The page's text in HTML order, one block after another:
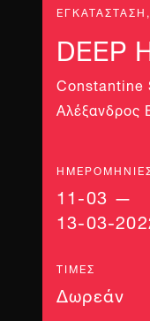
DEEP
Constantine
Αλέξανδρος
11-03 —
13-03-
ΤΙΜΈΣ
Δωρεάν